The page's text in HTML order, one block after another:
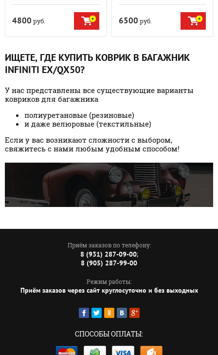
4800 руб. 6500 руб.
ИЩЕТЕ, ГДЕ КУПИТЬ КОВРИК В БАГАЖНИК
INFINITI EX/QX50?
У нас представлены все существующие варианты
ковриков для багажника
полиуретановые (резиновые)
и даже велюровые (текстильные)
Если у вас возникают сложности с выбором,
свяжитесь с нами любым удобным способом!
Приём заказов по телефону:
8 (931) 287-09-00;
8 (905) 287-99-00
Режим работы:
Приём заказов через сайт круглосуточно и без выходных
СПОСОБЫ ОПЛАТЫ: